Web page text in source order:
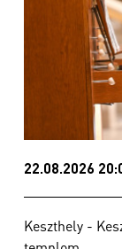
22.08.2026
Keszthely -